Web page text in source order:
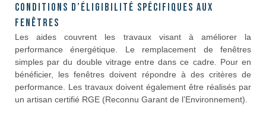
Conditions d’éligibilité spécifiques aux
fenêtres
Les aides couvrent les travaux visant à améliorer la
performance énergétique. Le remplacement de fenêtres
simples par du double vitrage entre dans ce cadre. Pour en
bénéficier, les fenêtres doivent répondre à des critères de
performance. Les travaux doivent également être réalisés par
un artisan certifié RGE (Reconnu Garant de l’Environnement).